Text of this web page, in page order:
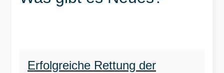
Erfolgreiche Rettung der